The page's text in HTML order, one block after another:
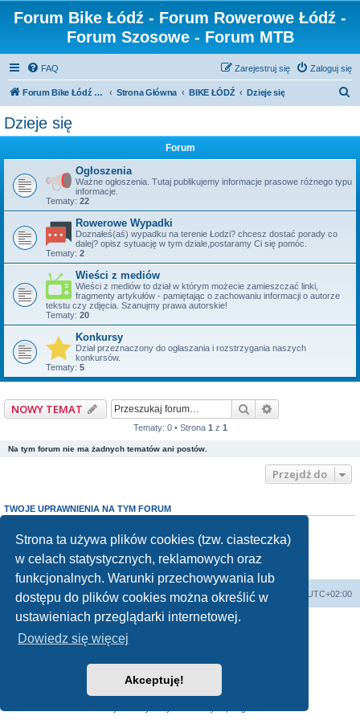
Strona ta używa plików cookies (tzw. ciasteczka)
w celach statystycznych, reklamowych oraz
funkcjonalnych. Warunki przechowywania lub
dostępu do plików cookies można określić w
ustawieniach przeglądarki internetowej.
Dowiedz się więcej
Akceptuję!
Forum Bike Łódź - Forum Rowerowe Łódź -
Forum Szosowe - Forum MTB
FAQ Zaloguj się
Zarejestruj się
Forum Bike Łódź - Forum Rowerowe Łódź - Forum Szosowe - Forum MTB Strona Główna BIKE ŁÓDŹ Dzieje się
j
Dzieje się
Forum
Ogłoszenia
Ważne ogłoszenia. Tutaj publikujemy informacje prasowe różnego typu
informacje.
Tematy: 22
Rowerowe Wypadki
Doznałeś(aś) wypadku na terenie Łodzi? chcesz dostać porady co
dalej? opisz sytuację w tym dziale,postaramy Ci się pomóc.
Tematy: 2
Wieści z mediów
Wieści z mediów to dział w którym możecie zamieszczać linki,
fragmenty artykułów - pamiętając o zachowaniu informacji o autorze
tekstu czy zdjęcia. Szanujmy prawa autorskie!
Tematy: 20
Konkursy
Dział przeznaczony do ogłaszania i rozstrzygania naszych
konkursów.
Tematy: 5
NOWY TEMAT Szukaj
Tematy: 0 • Strona 1 z 1
Na tym forum nie ma żadnych tematów ani postów.
Przejdź do
TWOJE UPRAWNIENIA NA TYM FORUM
Nie możesz odpowiadać w tematach
Nie możesz zmieniać swoich postów
Nie możeszusuwać swoich postów
dodawać załączników
Forum Bike Łódź - Forum Rowerowe Łódź - Forum Szosowe - Forum MTB Strona Główna Strefa czasowa UTC+02:00
Linki partnerskie: strony www lodz Fotografia Analogowa
Technologię dostarczaphpBB® Forum Software © phpBB Limited
Polski pakiet językowy dostarcza